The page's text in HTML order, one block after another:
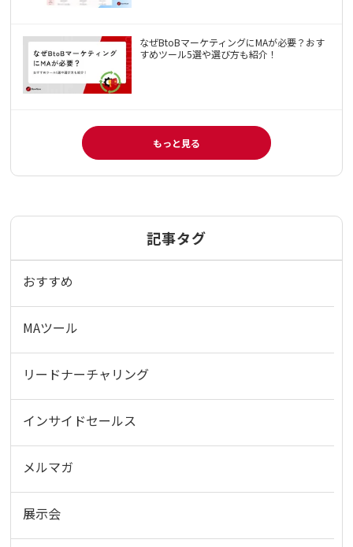
なぜBtoBマーケティングにMAが必要？おす
すめツール5選や選び方も紹介！
もっと見る
記事タグ
おすすめ
MAツール
リードナーチャリング
インサイドセールス
メルマガ
展示会